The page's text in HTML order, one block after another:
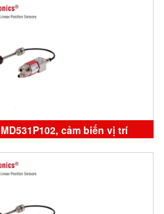
cảm biến vị trí
vietnam